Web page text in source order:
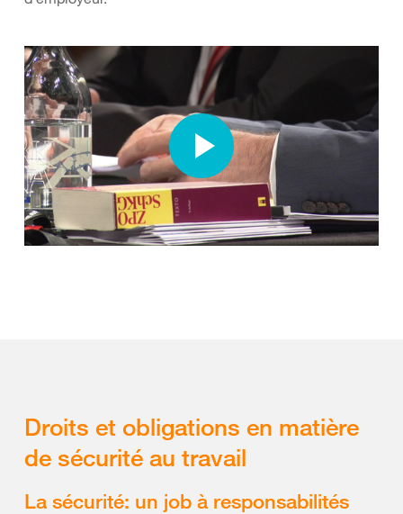
Droits et obligations en matière
de sécurité au travail
La sécurité: un job à responsabilités